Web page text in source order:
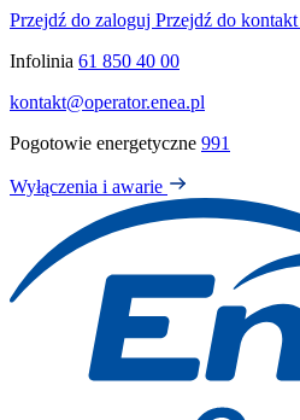
Przejdź do zaloguj Przejdź do kontakt
Infolinia 61 850 40 00
kontakt@operator.enea.pl
Pogotowie energetyczne 991
Wyłączenia i awarie